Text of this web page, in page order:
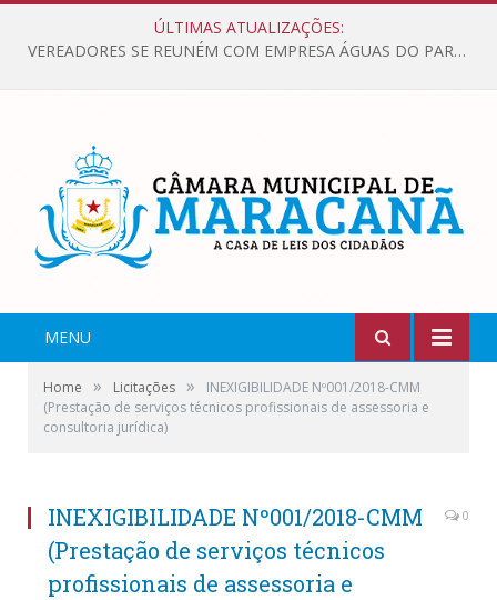
ÚLTIMAS ATUALIZAÇÕES:
VEREADORES SE REUNÉM COM EMPRESA ÁGUAS DO PARÁ, PARA APRESENTAR REIVINDICAÇÕES E MELHORIAS NA QUALIDADE DOS SERVIÇOS OFERECIDOS Á POPULAÇÃO.
MENU
Home » Licitações »
INEXIGIBILIDADE Nº001/2018-CMM
(Prestação de serviços técnicos profissionais de assessoria e
consultoria jurídica)
INEXIGIBILIDADE Nº001/2018-CMM
(Prestação de serviços técnicos
profissionais de assessoria e
0